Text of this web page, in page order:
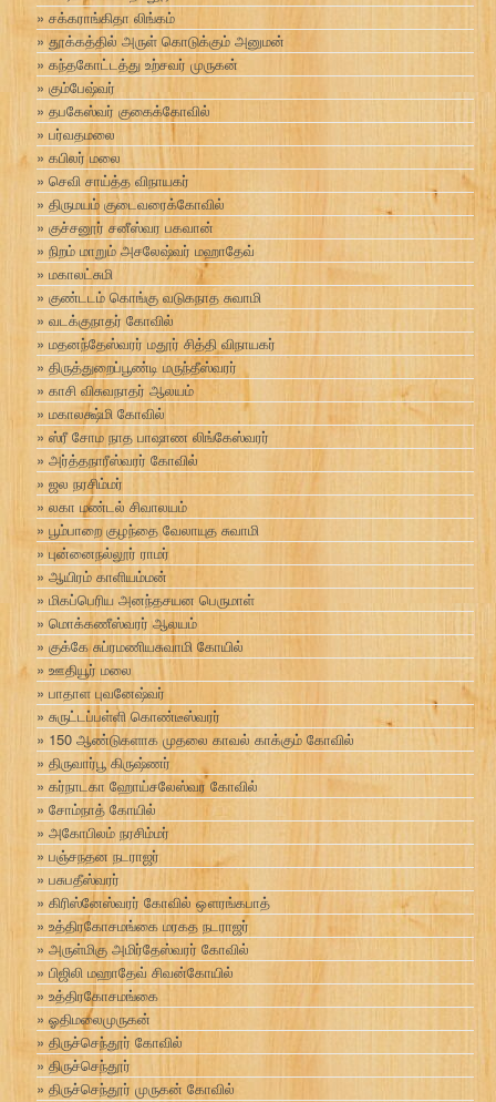
சக்கராங்கிதா லிங்கம்
தூக்கத்தில் அருள் கொடுக்கும் அனுமன்
கந்தகோட்டத்து உற்சவர் முருகன்
கும்பேஷ்வர்
தபகேஸ்வர் குகைக்கோவில்
பர்வதமலை
கபிலர் மலை
செவி சாய்த்த விநாயகர்
திருமயம் குடைவரைக்கோவில்
குச்சனூர் சனீஸ்வர பகவான்
நிறம் மாறும் அசலேஷ்வர் மஹாதேவ்
மகாலட்சுமி
குண்டடம் கொங்கு வடுகநாத சுவாமி
வடக்குநாதர் கோவில்
மதனந்தேஸ்வரர் மதூர் சித்தி விநாயகர்
திருத்துறைப்பூண்டி மருந்தீஸ்வரர்
காசி விசுவநாதர் ஆலயம்
மகாலக்ஷ்மி கோவில்
ஸ்ரீ சோம நாத பாஷாண லிங்கேஸ்வரர்
அர்த்தநாரீஸ்வரர் கோவில்
ஜல நரசிம்மர்
லகா மண்டல் சிவாலயம்
பூம்பாறை குழந்தை வேலாயுத சுவாமி
புன்னைநல்லூர் ராமர்
ஆயிரம் காளியம்மன்
மிகப்பெரிய அனந்தசயன பெருமாள்
மொக்கணீஸ்வரர் ஆலயம்
குக்கே சுப்ரமணியசுவாமி கோயில்
ஊதியூர் மலை
பாதாள புவனேஷ்வர்
சுருட்டப்பள்ளி கொண்டீஸ்வரர்
150 ஆண்டுகளாக முதலை காவல் காக்கும் கோவில்
திருவார்பூ கிருஷ்ணர்
கர்நாடகா ஹோய்சலேஸ்வர கோவில்
சோம்நாத் கோயில்
அகோபிலம் நரசிம்மர்
பஞ்சநதன நடராஜர்
பசுபதீஸ்வரர்
கிரிஸ்னேஸ்வரர் கோவில் ஔரங்கபாத்
உத்திரகோசமங்கை மரகத நடராஜர்
அருள்மிகு அமிர்தேஸ்வரர் கோவில்
பிஜிலி மஹாதேவ் சிவன்கோயில்
உத்திரகோசமங்கை
ஓதிமலைமுருகன்
திருச்செந்தூர் கோவில்
திருச்செந்தூர்
திருச்செந்தூர் முருகன் கோவில்